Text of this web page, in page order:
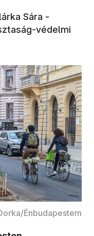
Sára -
védelmi
Énbudapestem